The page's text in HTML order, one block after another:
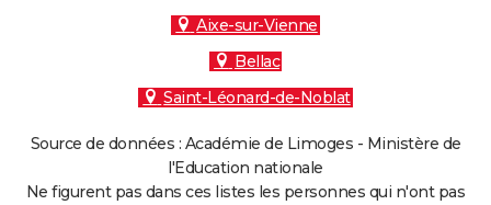
Aixe-sur-Vienne
Bellac
Saint-Léonard-de-Noblat
Source de données : Académie de Limoges - Ministère de
l'Education nationale
Ne figurent pas dans ces listes les personnes qui n'ont pas